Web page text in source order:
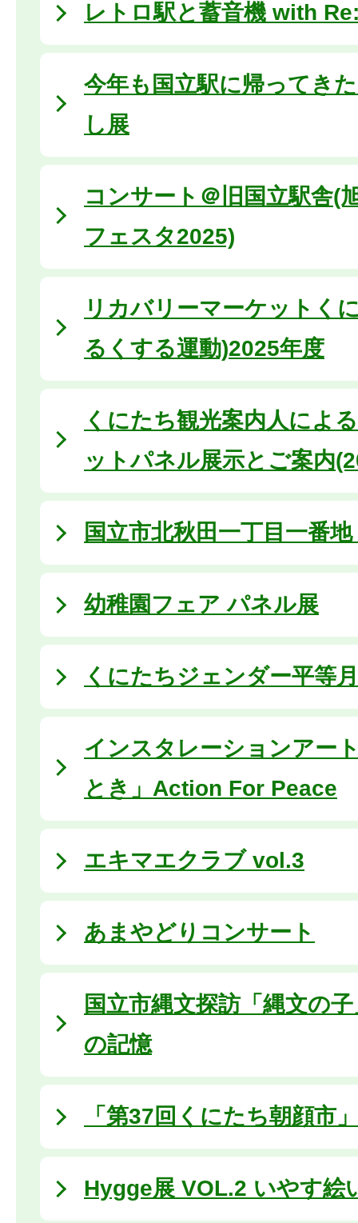
レトロ駅と蓄音機 with
今年も国立駅に帰ってき
し展
コンサート＠旧国立駅舎(
フェスタ2025)
リカバリーマーケットく
るくする運動)2025年度
くにたち観光案内人によ
ットパネル展示とご案内
国立市北秋田一丁目一番
幼稚園フェア パネル展
くにたちジェンダー平等
インスタレーションアー
とき」Action For Peace
エキマエクラブ vol.3
あまやどりコンサート
国立市縄文探訪「縄文の
の記憶
「第37回くにたち朝顔市
Hygge展 VOL.2 いやす絵